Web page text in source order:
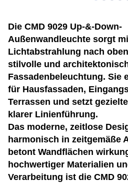
Die CMD 9029 Up-&-Down-
Außenwandleuchte sorgt
Lichtabstrahlung nach
stilvolle und
Fassadenbeleuchtung. Sie
für Hausfassaden,
Terrassen und setzt
klarer Linienführung.
Das moderne, zeitlose
harmonisch in zeitgemäße
betont Wandflächen
hochwertiger Materialien
Verarbeitung ist die CMD